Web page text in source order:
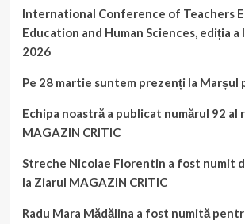
International Conference of Teachers
Education and Human Sciences, ediția a
2026
Pe 28 martie suntem prezenți la Marșul
Echipa noastră a publicat numărul 92 al
MAGAZIN CRITIC
Streche Nicolae Florentin a fost numit
la Ziarul MAGAZIN CRITIC
Radu Mara Mădălina a fost numită